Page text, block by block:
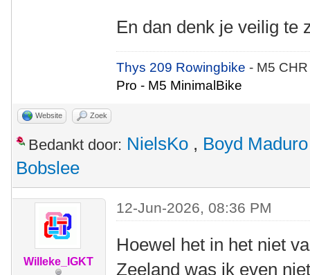
En dan denk je veilig te
Thys 209 Rowingbike- M5
Pro - M5 MinimalBike
Website Zoek
Bedankt door: NielsKo , Boyd Maduro
Bobslee
Willeke_IGKT
12-Jun-2026, 08:36 PM
Hoewel het in het niet
Zeeland was ik even